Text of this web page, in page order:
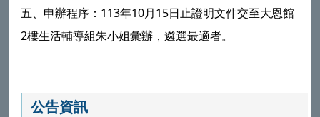
五、申辦程序：113年10月15日止證明文件交至大恩館
2樓生活輔導組朱小姐彙辦，遴選最適者。
公告資訊